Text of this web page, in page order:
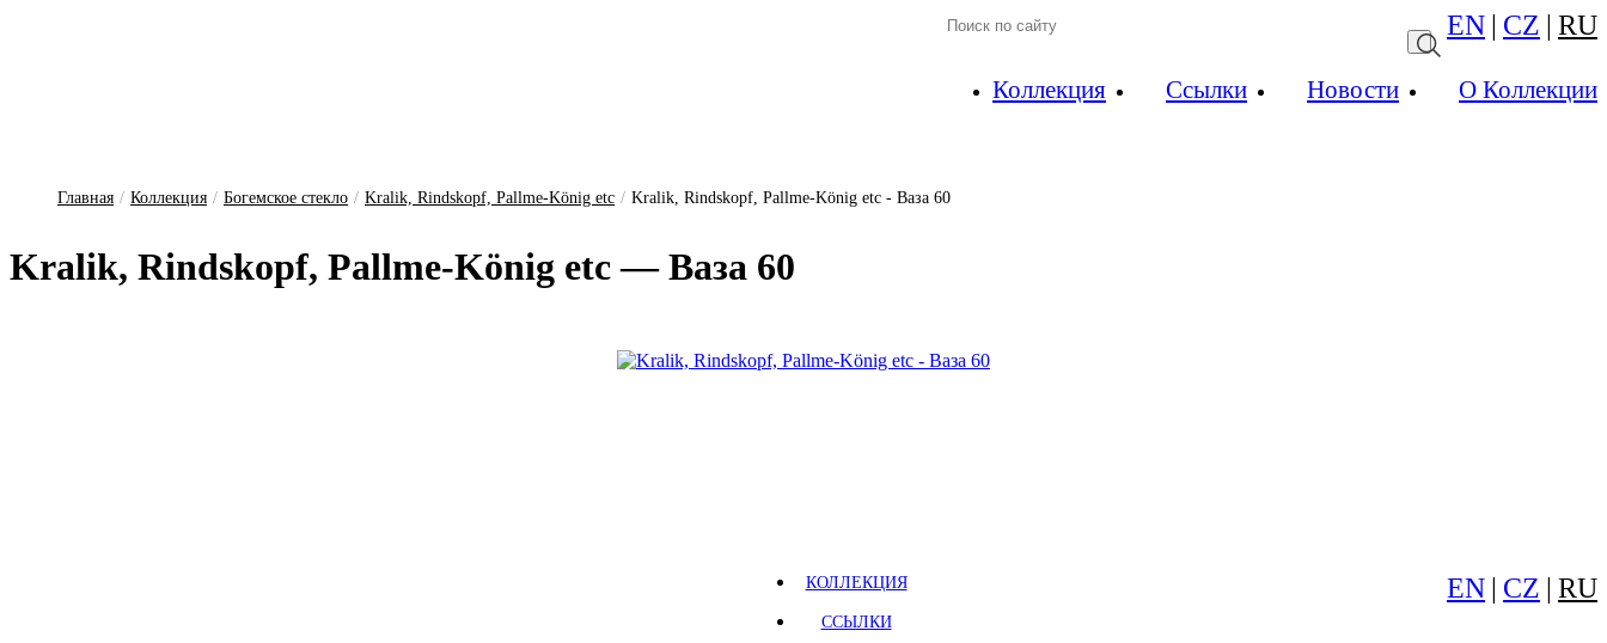
EN | CZ | RU
Коллекция Ссылки Новости О Коллекции
Главная / Коллекция / Богемское стекло / Kralik, Rindskopf, Pallme-König etc / Kralik, Rindskopf, Pallme-König etc - Ваза 60
Kralik, Rindskopf, Pallme-König etc — Ваза 60
КОЛЛЕКЦИЯ
ССЫЛКИ
EN | CZ | RU